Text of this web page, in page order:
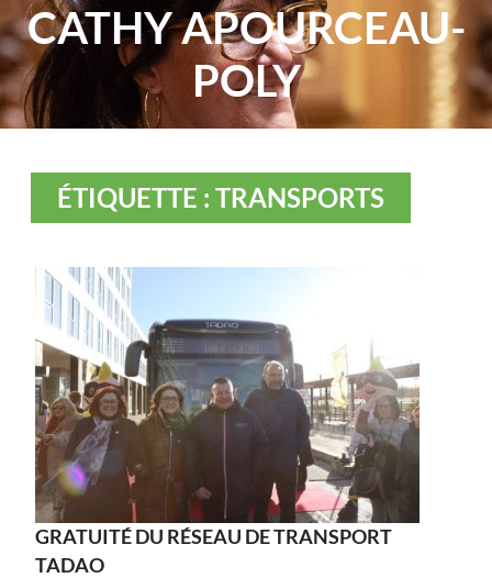
CATHY APOURCEAU-
POLY
ÉTIQUETTE : TRANSPORTS
GRATUITÉ DU RÉSEAU DE TRANSPORT
TADAO